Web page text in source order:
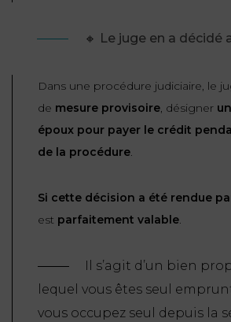
🔸 Le juge en a décidé
Dans une procédure judiciaire, le
de mesure provisoire, désigner
époux pour payer le crédit
de la procédure.
Si cette décision a été rendue
est parfaitement valable.
Il s’agit d’un bien
lequel vous êtes seul
vous occupez seul depuis la